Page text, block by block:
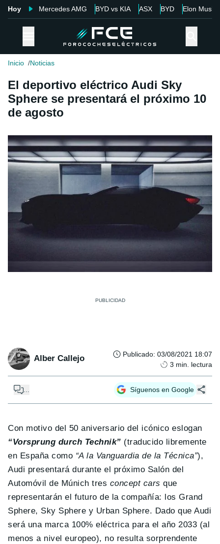
Hoy Mercedes AMG BYD vs KIA ASX BYD Elon Musk
Inicio Noticias
El deportivo eléctrico Audi Sky
Sphere se presentará el próximo 10
de agosto
Alber Callejo Publicado: 03/08/2021 18:07
3 min. lectura
Síguenos en Google
Con motivo del 50 aniversario del icónico eslogan
“Vorsprung durch Technik” (traducido libremente
en España como “A la Vanguardia de la Técnica”),
Audi presentará durante el próximo Salón del
Automóvil de Múnich tres concept cars que
representarán el futuro de la compañía: los Grand
Sphere, Sky Sphere y Urban Sphere. Dado que Audi
será una marca 100% eléctrica para el año 2033 (al
menos a nivel europeo), no resulta sorprendente